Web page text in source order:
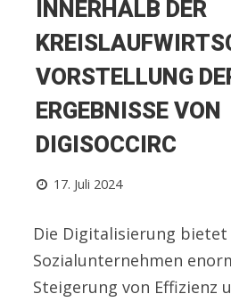
INNERHALB DER
VORSTELLUNG
ERGEBNISSE VON
DIGISOCCIRC
17. Juli 2024
Die Digitalisierung bietet
Sozialunternehmen
Steigerung von Effizienz